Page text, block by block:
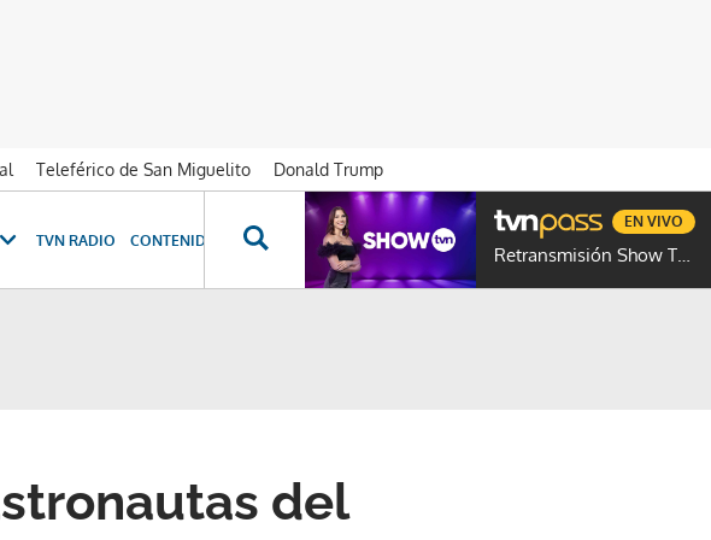
Teleférico de San Miguelito
Donald Trump
TVN RADIO CONTENIDOS ESPECIALES NOVELAS PROGRAMAS GENTE TVN
Retransmisión Show TVN
EN VIVO
del